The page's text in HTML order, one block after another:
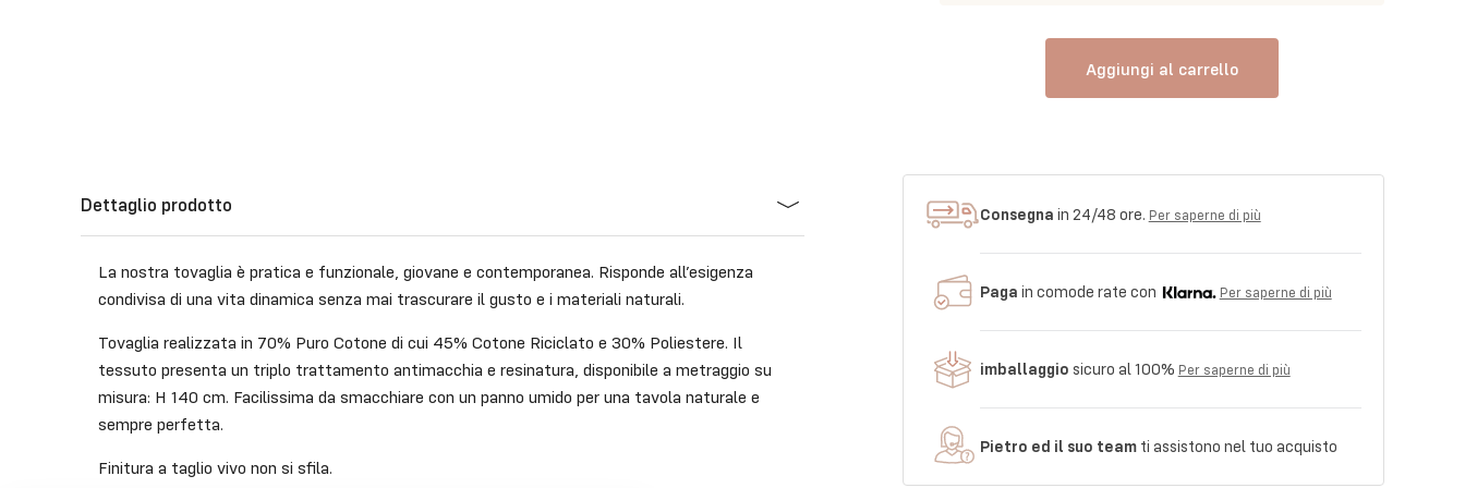
Aggiungi al carrello
Dettaglio prodotto
La nostra tovaglia è pratica e funzionale, giovane e contemporanea. Risponde all’esigenza
condivisa di una vita dinamica senza mai trascurare il gusto e i materiali naturali.
Tovaglia realizzata in 70% Puro Cotone di cui 45% Cotone Riciclato e 30% Poliestere. Il
tessuto presenta un triplo trattamento antimacchia e resinatura, disponibile a metraggio su
misura: H 140 cm. Facilissima da smacchiare con un panno umido per una tavola naturale e
sempre perfetta.
Finitura a taglio vivo non si sfila.
Consegna in 24/48 ore. Per saperne di più
Paga in comode rate con Per saperne di più
imballaggio sicuro al 100% Per saperne di più
Pietro ed il suo teamti assistono nel tuo acquisto